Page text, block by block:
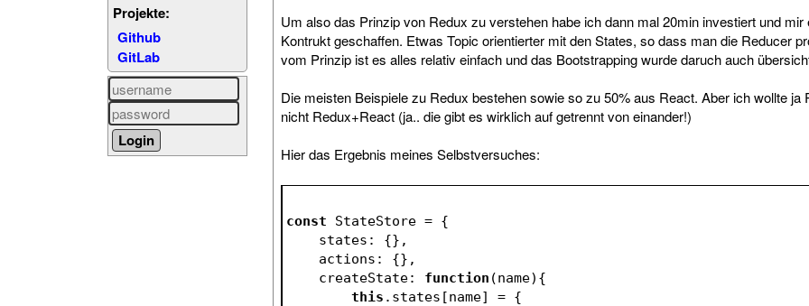
Projekte:
Github
GitLab
Um also das Prinzip von Redux zu verstehen habe ich dann mal 20min investiert und mir
Kontrukt geschaffen. Etwas Topic orientierter mit den States, so dass man die Reducer
vom Prinzip ist es alles relativ einfach und das Bootstrapping wurde daruch auch
Die meisten Beispiele zu Redux bestehen sowie so zu 50% aus React. Aber ich wollte ja
nicht Redux+React (ja.. die gibt es wirklich auf getrennt von einander!)
Hier das Ergebnis meines Selbstversuches:
const StateStore = {
    states: {},
    actions: {},
    createState:
function (name) {
this .states[name] = {